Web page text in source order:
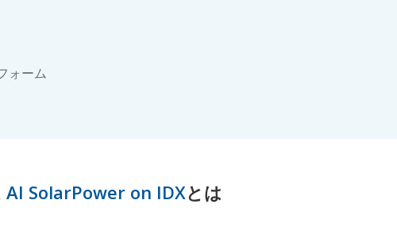
ォーム
AI SolarPower on IDXとは